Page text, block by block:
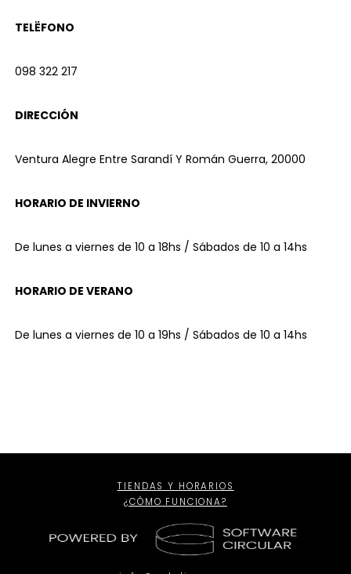
TELËFONO
098 322 217
DIRECCIÓN
Ventura Alegre Entre Sarandí Y Román Guerra, 20000
HORARIO DE INVIERNO
De lunes a viernes de 10 a 18hs / Sábados de 10 a 14hs
HORARIO DE VERANO
De lunes a viernes de 10 a 19hs / Sábados de 10 a 14hs
TIENDAS Y HORARIOS
¿CÓMO FUNCIONA?